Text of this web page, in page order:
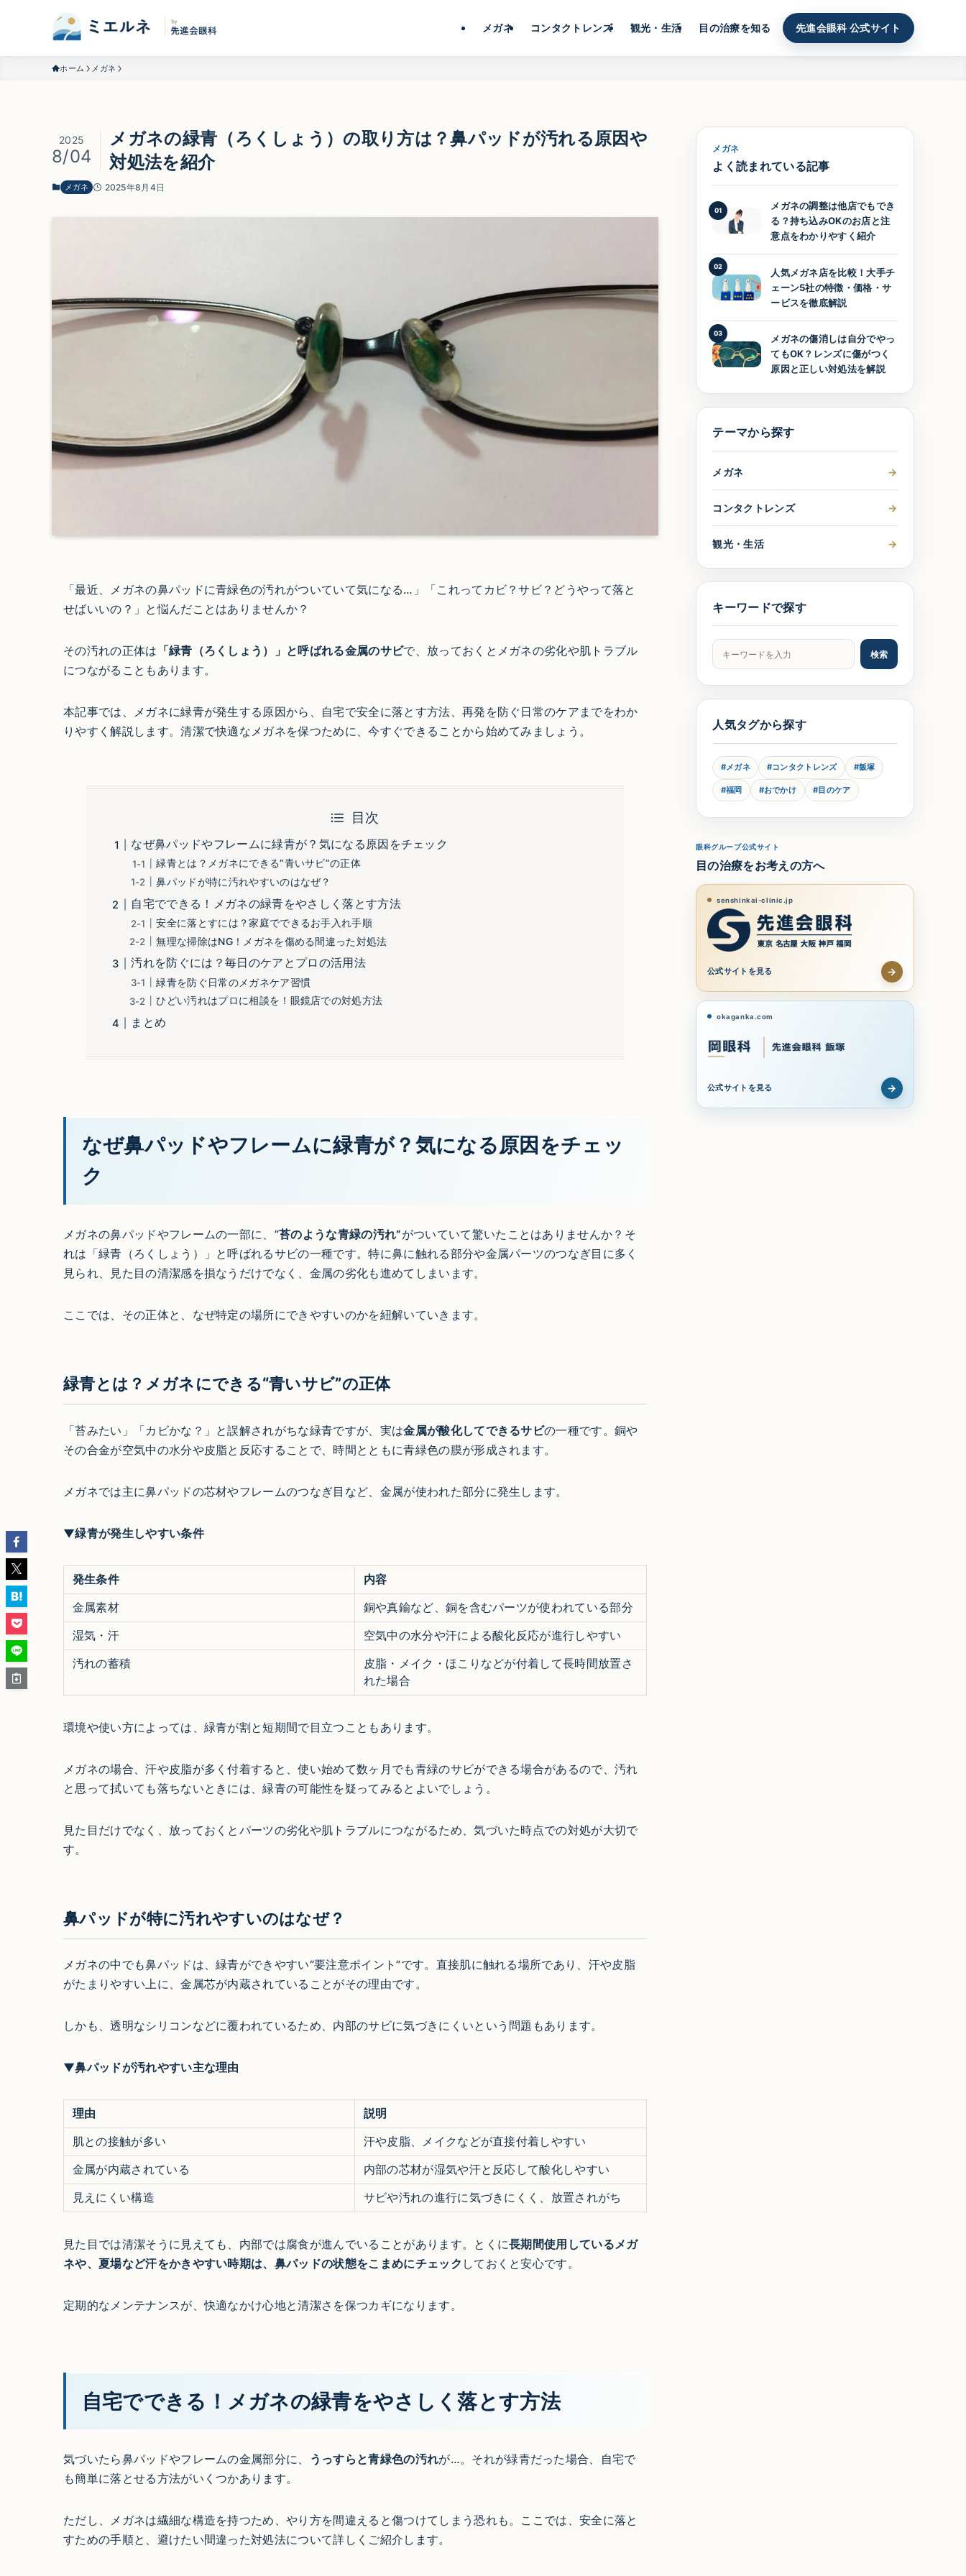
メガネ コンタクトレンズ 観光・生活 目の治療を知る 先進会眼科 公式サイト
ホーム メガネ
メガネの緑青（ろくしょう）の取り方は？鼻パッドが汚れる原因や
対処法を紹介
2025
8/04
メガネ 2025年8月4日
「最近、メガネの鼻パッドに青緑色の汚れがついていて気になる…」「これってカビ？サビ？どうやって落と
せばいいの？」と悩んだことはありませんか？
その汚れの正体は 「緑青（ろくしょう）」と呼ばれる金属のサビで、放っておくとメガネの劣化や肌トラブル
につながることもあります。
本記事では、メガネに緑青が発生する原因から、自宅で安全に落とす方法、再発を防ぐ日常のケアまでをわか
りやすく解説します。清潔で快適なメガネを保つために、今すぐできることから始めてみましょう。
目次
なぜ鼻パッドやフレームに緑青が？気になる原因をチェック
緑青とは？メガネにできる“青いサビ”の正体
鼻パッドが特に汚れやすいのはなぜ？
自宅でできる！メガネの緑青をやさしく落とす方法
安全に落とすには？家庭でできるお手入れ手順
無理な掃除はNG！メガネを傷める間違った対処法
汚れを防ぐには？毎日のケアとプロの活用法
緑青を防ぐ日常のメガネケア習慣
ひどい汚れはプロに相談を！眼鏡店での対処方法
まとめ
なぜ鼻パッドやフレームに緑青が？気になる原因をチェッ
ク
メガネの鼻パッドやフレームの一部に、”苔のような青緑の汚れ”がついていて驚いたことはありませんか？そ
れは「緑青（ろくしょう）」と呼ばれるサビの一種です。特に鼻に触れる部分や金属パーツのつなぎ目に多く
見られ、見た目の清潔感を損なうだけでなく、金属の劣化も進めてしまいます。
ここでは、その正体と、なぜ特定の場所にできやすいのかを紐解いていきます。
緑青とは？メガネにできる“青いサビ”の正体
「苔みたい」「カビかな？」と誤解されがちな緑青ですが、実は金属が酸化してできるサビの一種です。銅や
その合金が空気中の水分や皮脂と反応することで、時間とともに青緑色の膜が形成されます。
メガネでは主に鼻パッドの芯材やフレームのつなぎ目など、金属が使われた部分に発生します。
▼緑青が発生しやすい条件
発生条件 内容
金属素材 銅や真鍮など、銅を含むパーツが使われている部分
湿気・汗 空気中の水分や汗による酸化反応が進行しやすい
汚れの蓄積
皮脂・メイク・ほこりなどが付着して長時間放置さ
れた場合
環境や使い方によっては、緑青が割と短期間で目立つこともあります。
メガネの場合、汗や皮脂が多く付着すると、使い始めて数ヶ月でも青緑のサビができる場合があるので、汚れ
と思って拭いても落ちないときには、緑青の可能性を疑ってみるとよいでしょう。
見た目だけでなく、放っておくとパーツの劣化や肌トラブルにつながるため、気づいた時点での対処が大切で
す。
鼻パッドが特に汚れやすいのはなぜ？
メガネの中でも鼻パッドは、緑青ができやすい“要注意ポイント”です。直接肌に触れる場所であり、汗や皮脂
がたまりやすい上に、金属芯が内蔵されていることがその理由です。
しかも、透明なシリコンなどに覆われているため、内部のサビに気づきにくいという問題もあります。
▼鼻パッドが汚れやすい主な理由
理由 説明
肌との接触が多い 汗や皮脂、メイクなどが直接付着しやすい
金属が内蔵されている 内部の芯材が湿気や汗と反応して酸化しやすい
見えにくい構造 サビや汚れの進行に気づきにくく、放置されがち
見た目では清潔そうに見えても、内部では腐食が進んでいることがあります。とくに長期間使用しているメガ
ネや、夏場など汗をかきやすい時期は、鼻パッドの状態をこまめにチェック しておくと安心です。
定期的なメンテナンスが、快適なかけ心地と清潔さを保つカギになります。
自宅でできる！メガネの緑青をやさしく落とす方法
気づいたら鼻パッドやフレームの金属部分に、 うっすらと青緑色の汚れが…。それが緑青だった場合、自宅で
も簡単に落とせる方法がいくつかあります。
ただし、メガネは繊細な構造を持つため、やり方を間違えると傷つけてしまう恐れも。ここでは、安全に落と
すための手順と、避けたい間違った対処法について詳しくご紹介します。
メガネ
よく読まれている記事
01
メガネの調整は他店でもでき
る？持ち込みOKのお店と注
意点をわかりやすく紹介
02
人気メガネ店を比較！大手チ
ェーン5社の特徴・価格・サ
ービスを徹底解説
03
メガネの傷消しは自分でやっ
てもOK？レンズに傷がつく
原因と正しい対処法を解説
テーマから探す
メガネ →
コンタクトレンズ →
観光・生活 →
キーワードで探す
記事をキーワードで検索
検索
人気タグから探す
#メガネ #コンタクトレンズ #飯塚
#福岡 #おでかけ #目のケア
眼科グループ公式サイト
目の治療をお考えの方へ
senshinkai-clinic.jp
公式サイトを見る →
okaganka.com
公式サイトを見る →